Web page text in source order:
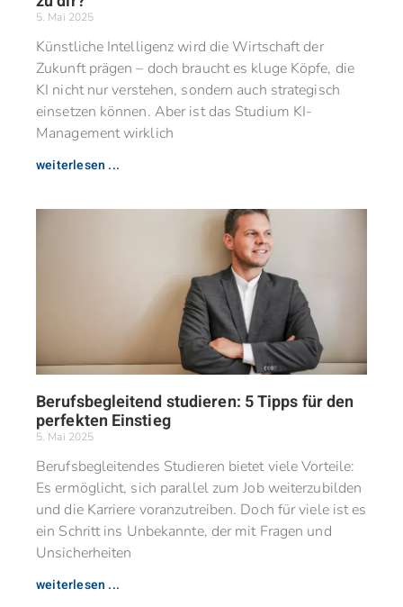
5. Mai 2025
Künstliche Intelligenz wird die Wirtschaft der
Zukunft prägen – doch braucht es kluge Köpfe, die
KI nicht nur verstehen, sondern auch strategisch
einsetzen können. Aber ist das Studium KI-
Management wirklich
weiterlesen ...
Berufsbegleitend studieren: 5 Tipps für den
perfekten Einstieg
5. Mai 2025
Berufsbegleitendes Studieren bietet viele Vorteile:
Es ermöglicht, sich parallel zum Job weiterzubilden
und die Karriere voranzutreiben. Doch für viele ist es
ein Schritt ins Unbekannte, der mit Fragen und
Unsicherheiten
weiterlesen ...